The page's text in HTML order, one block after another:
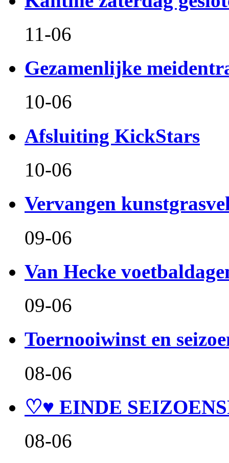
11-06
Gezamenlijke
10-06
Afsluiting KickStars
10-06
Vervangen
09-06
Van Hecke
09-06
Toernooiwinst en
08-06
♡♥ EINDE
08-06